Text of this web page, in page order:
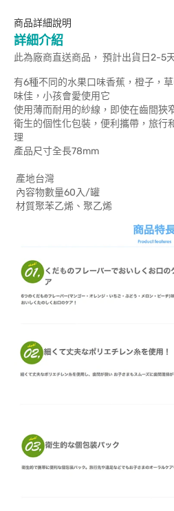
商品詳細說明
詳細介紹
此為廠商直送商品， 預計出貨日2-5
有6種不同的水果口味香蕉，橙子，
味佳，小孩會愛使用它
使用薄而耐用的紗線，即使在齒間狹
衛生的個性化包裝，便利攜帶，旅行
理
產品尺寸全長78mm
產地台灣
內容物數量60入/罐
材質聚苯乙烯、聚乙烯